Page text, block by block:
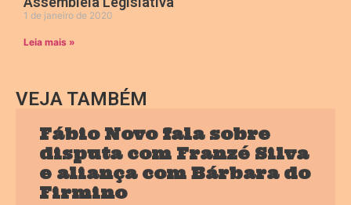
1 de janeiro de 2020
Leia mais »
VEJA TAMBÉM
Fábio Novo fala sobre
disputa com Franzé Silva
e aliança com Bárbara do
Firmino